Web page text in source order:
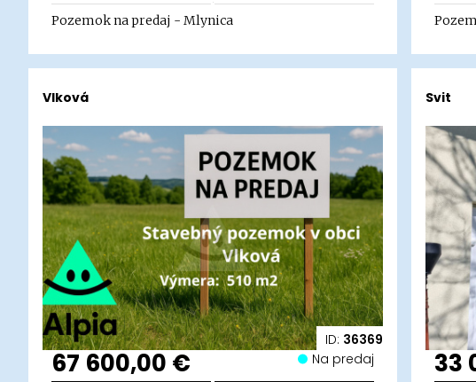
Pozemok na predaj - Mlynica
ID: 36369
Vlková
67 600,00 € Na predaj
Svit
33